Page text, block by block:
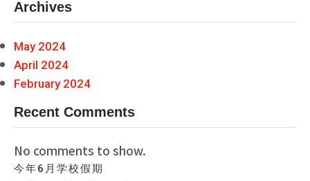
Archives
May 2024
April 2024
February 2024
Recent Comments
No comments to show.
今年6月学校假期